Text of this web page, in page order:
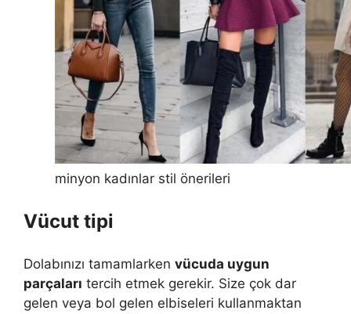
minyon kadınlar stil önerileri
Vücut tipi
Dolabınızı tamamlarken vücuda uygun
parçaları tercih etmek gerekir. Size çok dar
gelen veya bol gelen elbiseleri kullanmaktan